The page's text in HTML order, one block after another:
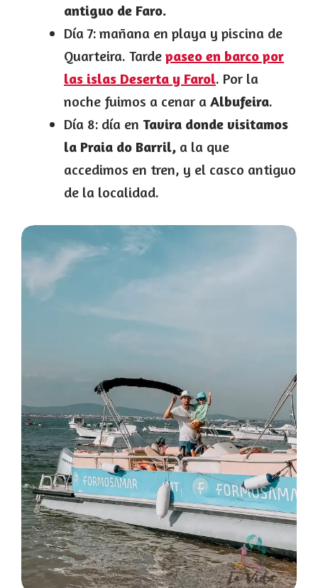
antiguo de Faro.
Día 7: mañana en playa y piscina de
Quarteira. Tarde paseo en barco por
las islas Deserta y Farol. Por la
noche fuimos a cenar a Albufeira.
Día 8: día en Tavira donde visitamos
la Praia do Barril, a la que
accedimos en tren, y el casco antiguo
de la localidad.